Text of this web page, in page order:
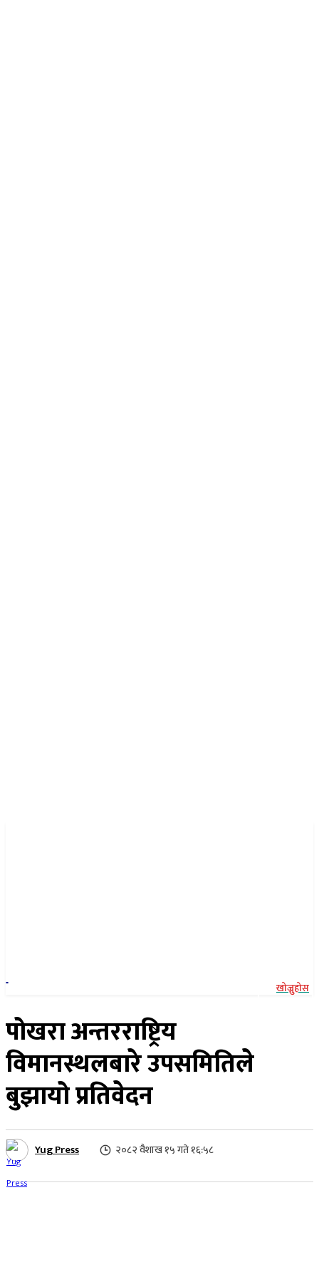
खोज्नुहोस
पोखरा अन्तरराष्ट्रिय
विमानस्थलबारे उपसमितिले
बुझायो प्रतिवेदन
Yug Press २०८२ वैशाख १५ गते १६:५८